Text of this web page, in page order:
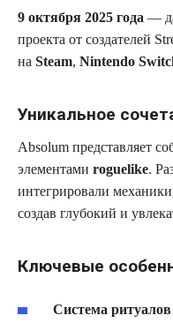
9 октября 2025 года —
проекта от создателей
на Steam, Nintendo
Уникальное
Absolum представляет
элементами roguelike.
интегрировали
создав глубокий и
Ключевые
Система ритуалов